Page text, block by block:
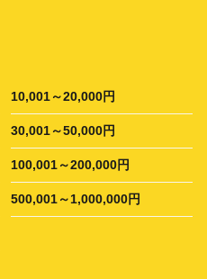
10,001～20,000円
30,001～50,000円
100,001～200,000円
500,001～1,000,000円